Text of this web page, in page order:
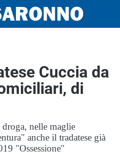
Cuccia da
di
nelle maglie
anche il tradatese già
"Ossessione"